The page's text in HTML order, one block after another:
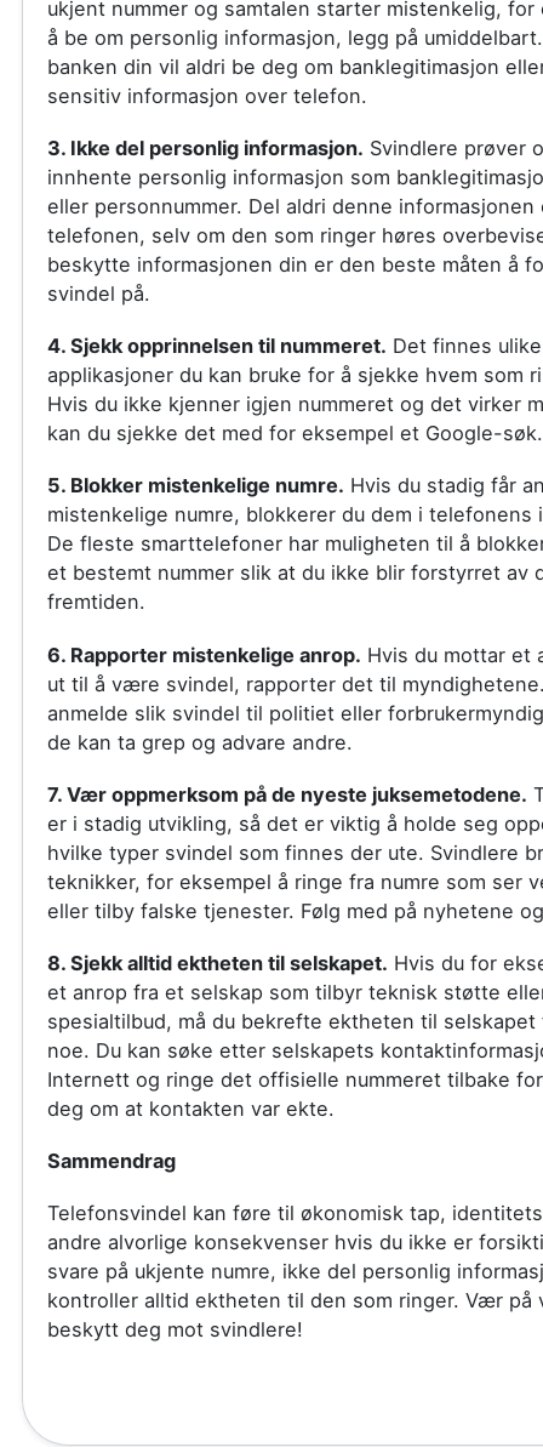
ukjent nummer og samtalen starter mistenkelig, for
å be om personlig informasjon, legg på
banken din vil aldri be deg om banklegitimasjon
sensitiv informasjon over telefon.
3. Ikke del personlig informasjon. Svindlere prøver
innhente personlig informasjon som
eller personnummer. Del aldri denne informasjonen
telefonen, selv om den som ringer høres
beskytte informasjonen din er den beste måten å
svindel på.
4. Sjekk opprinnelsen til nummeret. Det finnes
applikasjoner du kan bruke for å sjekke hvem som
Hvis du ikke kjenner igjen nummeret og det virker
kan du sjekke det med for eksempel et Google-søk.
5. Blokker mistenkelige numre. Hvis du stadig får
mistenkelige numre, blokkerer du dem i telefonens
De fleste smarttelefoner har muligheten til å
et bestemt nummer slik at du ikke blir forstyrret av
fremtiden.
6. Rapporter mistenkelige anrop. Hvis du mottar et
ut til å være svindel, rapporter det til
anmelde slik svindel til politiet eller
de kan ta grep og advare andre.
7. Vær oppmerksom på de nyeste juksemetodene.
er i stadig utvikling, så det er viktig å holde seg
hvilke typer svindel som finnes der ute. Svindlere
teknikker, for eksempel å ringe fra numre som ser
eller tilby falske tjenester. Følg med på nyhetene
8. Sjekk alltid ektheten til selskapet. Hvis du for
et anrop fra et selskap som tilbyr teknisk støtte
spesialtilbud, må du bekrefte ektheten til selskapet
noe. Du kan søke etter selskapets
Internett og ringe det offisielle nummeret tilbake
deg om at kontakten var ekte.
Sammendrag
Telefonsvindel kan føre til økonomisk tap,
andre alvorlige konsekvenser hvis du ikke er
svare på ukjente numre, ikke del personlig
kontroller alltid ektheten til den som ringer. Vær på
beskytt deg mot svindlere!